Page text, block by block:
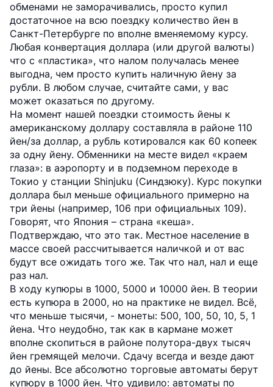
обменами не заморачивались, просто купил
достаточное на всю поездку количество йен в
Санкт-Петербурге по вполне вменяемому курсу.
Любая конвертация доллара (или другой валюты)
что с «пластика», что налом получалась менее
выгодна, чем просто купить наличную йену за
рубли. В любом случае, считайте сами, у вас
может оказаться по другому.
На момент нашей поездки стоимость йены к
американскому доллару составляла в районе 110
йен/за доллар, а рубль котировался как 60 копеек
за одну йену. Обменники на месте видел «краем
глаза»: в аэропорту и в подземном переходе в
Токио у станции Shinjuku (Синдзюку). Курс покупки
доллара был меньше официального примерно на
три йены (например, 106 при официальных 109).
Говорят, что Япония – страна «кеша».
Подтверждаю, что это так. Местное население в
массе своей рассчитывается наличкой и от вас
будут все ожидать того же. Так что нал, нал и еще
раз нал.
В ходу купюры в 1000, 5000 и 10000 йен. В теории
есть купюра в 2000, но на практике не видел. Всё,
что меньше тысячи, - монеты: 500, 100, 50, 10, 5, 1
йена. Что неудобно, так как в кармане может
вполне скопиться в районе полутора-двух тысяч
йен гремящей мелочи. Сдачу всегда и везде дают
до йены. Все абсолютно торговые автоматы берут
купюру в 1000 йен. Что удивило: автоматы по